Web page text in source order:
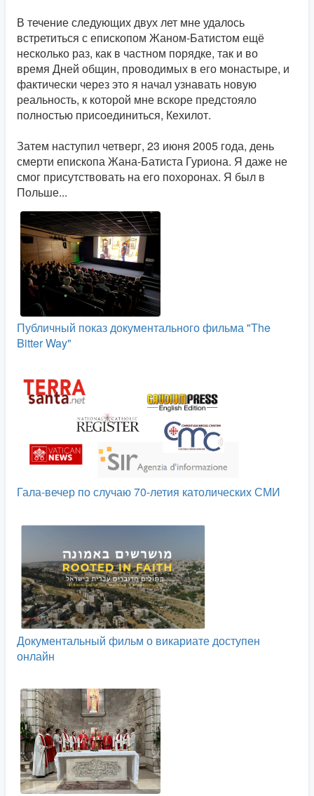
В течение следующих двух лет мне удалось
встретиться с епископом Жаном-Батистом ещё
несколько раз, как в частном порядке, так и во
время Дней общин, проводимых в его монастыре, и
фактически через это я начал узнавать новую
реальность, к которой мне вскоре предстояло
полностью присоединиться, Кехилот.
Затем наступил четверг, 23 июня 2005 года, день
смерти епископа Жана-Батиста Гуриона. Я даже не
смог присутствовать на его похоронах. Я был в
Польше...
Публичный показ документального фильма "The
Bitter Way"
Гала-вечер по случаю 70-летия католических СМИ
Документальный фильм о викариате доступен
онлайн